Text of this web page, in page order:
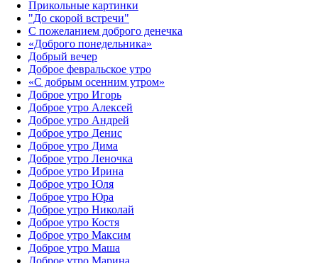
Прикольные картинки
"До скорой встречи"
С пожеланием доброго денечка
«Доброго понедельника»‎
Добрый вечер
Доброе февральское утро
«С добрым осенним утром»‎
Доброе утро Игорь
Доброе утро Алексей
Доброе утро Андрей
Доброе утро Денис
Доброе утро Дима
Доброе утро Леночка
Доброе утро Ирина
Доброе утро Юля
Доброе утро Юра
Доброе утро Николай
Доброе утро Костя
Доброе утро Максим
Доброе утро Маша
Доброе утро Марина